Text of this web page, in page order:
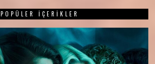
POPÜLER İÇERIKLER